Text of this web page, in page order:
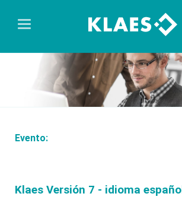
Evento:
Klaes Versión 7 - idioma español